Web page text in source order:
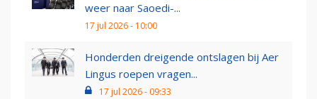
weer naar Saoedi-...
17 jul 2026 - 10:00
Honderden dreigende ontslagen bij Aer
Lingus roepen vragen...
17 jul 2026 - 09:33